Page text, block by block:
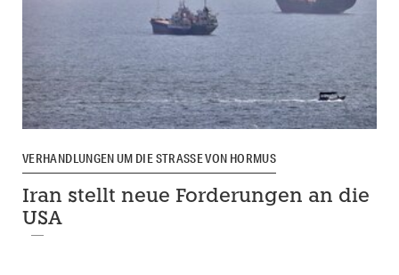
VERHANDLUNGEN UM DIE STRASSE VON HORMUS
Iran stellt neue Forderungen an die
USA